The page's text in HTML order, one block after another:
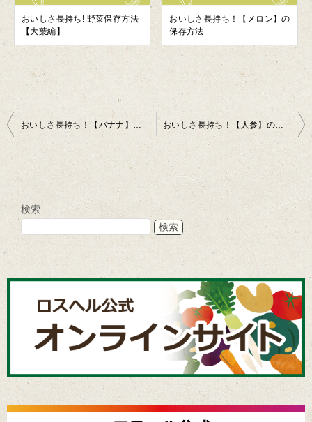
おいしさ長持ち! 野菜保存方法
【大葉編】
おいしさ長持ち！【メロン】の
保存方法
投
ョ
おいしさ長持ち！【バナナ】の保存方法 おいしさ長持ち！【人参】の保存方法
検索
検索